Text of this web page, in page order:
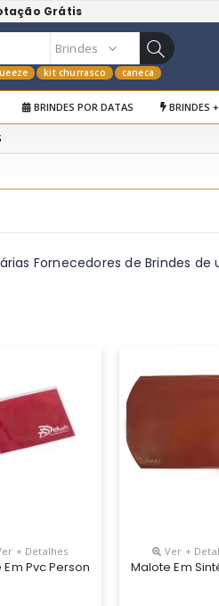
Grátis
kit churrasco caneca
BRINDES POR DATAS BRINDES
Fornecedores de Brindes de
Necessidade Do Cliente
Cores E Matérias Diferentes,
+ Detalhes
Pvc Personalizado, Medidas E
Ver +
Malote Em